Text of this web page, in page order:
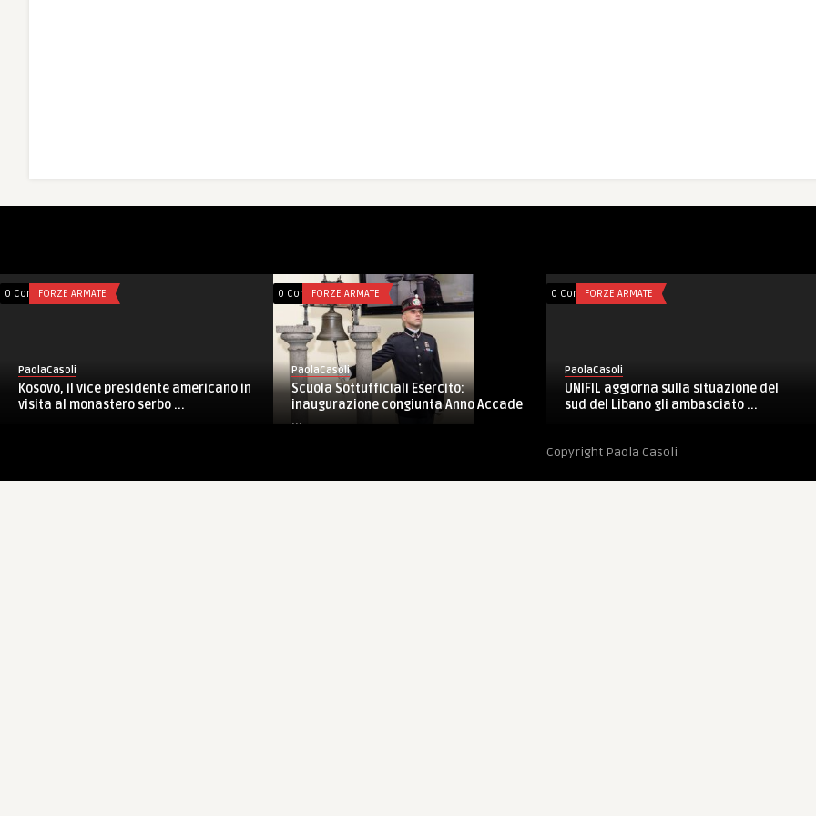
0 CommentsAFGHANISTAN
Afghanistan, RC-W ISAF: cambio al
vertice dell’ASAAT, il colonne ...
0 CommentsFORZE ARMATE
PaolaCasoli
NRDC-ITA 4th COS Conference:
cooperation, collective security and ...
0 CommentsINCHIOSTRO ANTIPATICO
Da Cassibile a Cernobbio.
cercasi disperatamente
Copyright Paola Casoli